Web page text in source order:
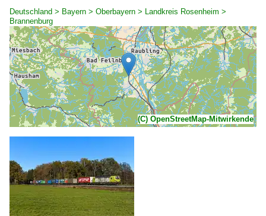
Deutschland > Bayern > Oberbayern > Landkreis Rosenheim >
Brannenburg
(C) OpenStreetMap-Mitwirkende